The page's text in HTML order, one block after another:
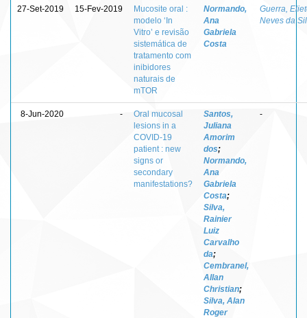
27-Set-2019 15-Fev-2019
Mucosite oral :
modelo ‘In
Vitro’ e revisão
sistemática de
tratamento com
inibidores
naturais de
mTOR
Normando,
Ana
Gabriela
Costa
Guerra,
Neves da
8-Jun-2020 -
Oral mucosal
lesions in a
COVID-19
patient : new
signs or
secondary
manifestations?
Santos,
Juliana
Amorim
dos;
Normando,
Ana
Gabriela
Costa;
Silva,
Rainier
Luiz
Carvalho
da;
Cembranel,
Allan
Christian;
Silva, Alan
Roger
-